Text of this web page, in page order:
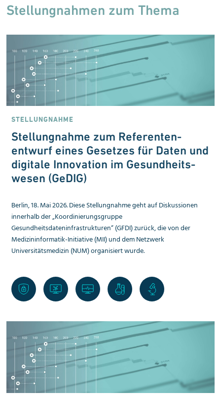
Stellungnahmen zum Thema
STELLUNGNAHME
Stellungnahme zum Referenten­
entwurf eines Gesetzes für Daten und
digitale Innovation im Gesundheits­
wesen (GeDIG)
Berlin, 18. Mai 2026. Diese Stellungnahme geht auf Diskussionen
innerhalb der „Koordinierungsgruppe
Gesundheitsdateninfrastrukturen“ (GFDI) zurück, die von der
Medizininformatik-Initiative (MII) und dem Netzwerk
Universitätsmedizin (NUM) organisiert wurde.